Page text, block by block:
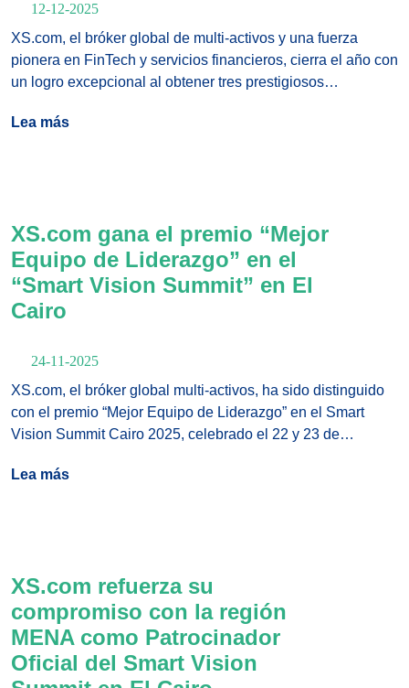
12-12-2025
XS.com, el bróker global de multi-activos y una fuerza
pionera en FinTech y servicios financieros, cierra el año con
un logro excepcional al obtener tres prestigiosos
“Mejor Bróker Global de Multi-Activos”, “Mejor Bróker de
múltiples regiones.
Lea más
XS.com gana el premio “Mejor
Equipo de Liderazgo” en el
“Smart Vision Summit” en El
Cairo
24-11-2025
XS.com, el bróker global multi-activos, ha sido distinguido
con el premio “Mejor Equipo de Liderazgo” en el Smart
Vision Summit Cairo 2025, celebrado el 22 y 23 de
refleja la fortaleza de un equipo directivo compuesto por
Lea más
XS.com refuerza su
compromiso con la región
MENA como Patrocinador
Oficial del Smart Vision